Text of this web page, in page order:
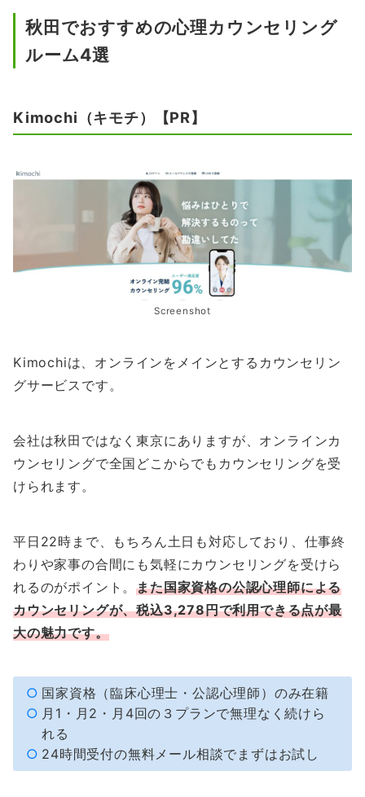
秋田でおすすめの心理カウンセリング
ルーム4選
Kimochi（キモチ）【PR】
Screenshot
Kimochiは、オンラインをメインとするカウンセリン
グサービスです。
会社は秋田ではなく東京にありますが、オンラインカ
ウンセリングで全国どこからでもカウンセリングを受
けられます。
平日22時まで、もちろん土日も対応しており、仕事終
わりや家事の合間にも気軽にカウンセリングを受けら
れるのがポイント。また国家資格の公認心理師による
カウンセリングが、税込3,278円で利用できる点が最
大の魅力です。
国家資格（臨床心理士・公認心理師）のみ在籍
月1・月2・月4回の３プランで無理なく続けら
れる
24時間受付の無料メール相談でまずはお試し